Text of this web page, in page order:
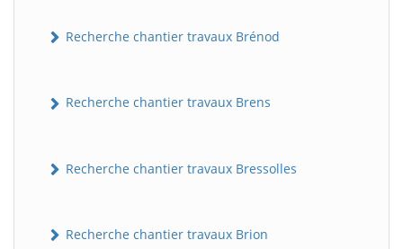
Recherche chantier travaux Brénod
Recherche chantier travaux Brens
Recherche chantier travaux Bressolles
Recherche chantier travaux Brion